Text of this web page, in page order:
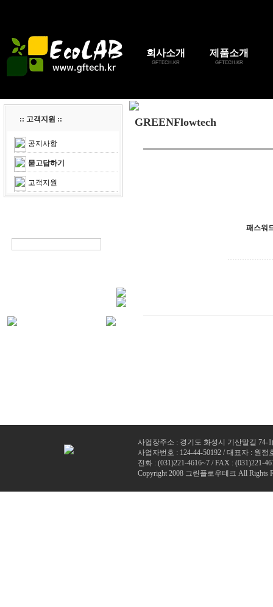
회사소개
GFTECH.KR
제품소개
GFTECH.KR
:: 고객지원 ::
공지사항
묻고답하기
고객지원
GREENFlowtech
패스워
사업장주소 : 경기도 화성시 기산말길 74-
사업자번호 : 124-44-50192 / 대표자 : 원정
전화 : (031)221-4616~7 / FAX : (031)221-
Copyright 2008 그린플로우테크 All Rights